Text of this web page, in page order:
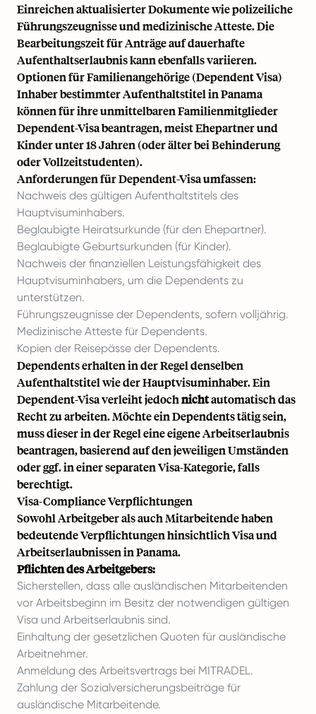
Einreichen aktualisierter Dokumente wie polizeiliche
Führungszeugnisse und medizinische Atteste. Die
Bearbeitungszeit für Anträge auf dauerhafte
Aufenthaltserlaubnis kann ebenfalls variieren.
Optionen für Familienangehörige (Dependent Visa)
Inhaber bestimmter Aufenthaltstitel in Panama
können für ihre unmittelbaren Familienmitglieder
Dependent-Visa beantragen, meist Ehepartner und
Kinder unter 18 Jahren (oder älter bei Behinderung
oder Vollzeitstudenten).
Anforderungen für Dependent-Visa umfassen:
Nachweis des gültigen Aufenthaltstitels des
Hauptvisuminhabers.
Beglaubigte Heiratsurkunde (für den Ehepartner).
Beglaubigte Geburtsurkunden (für Kinder).
Nachweis der finanziellen Leistungsfähigkeit des
Hauptvisuminhabers, um die Dependents zu
unterstützen.
Führungszeugnisse der Dependents, sofern volljährig.
Medizinische Atteste für Dependents.
Kopien der Reisepässe der Dependents.
Dependents erhalten in der Regel denselben
Aufenthaltstitel wie der Hauptvisuminhaber. Ein
Dependent-Visa verleiht jedochnichtautomatisch das
Recht zu arbeiten. Möchte ein Dependents tätig sein,
muss dieser in der Regel eine eigene Arbeitserlaubnis
beantragen, basierend auf den jeweiligen Umständen
oder ggf. in einer separaten Visa-Kategorie, falls
berechtigt.
Visa-Compliance Verpflichtungen
Sowohl Arbeitgeber als auch Mitarbeitende haben
bedeutende Verpflichtungen hinsichtlich Visa und
Arbeitserlaubnissen in Panama.
Pflichten des Arbeitgebers:
Sicherstellen, dass alle ausländischen Mitarbeitenden
vor Arbeitsbeginn im Besitz der notwendigen gültigen
Visa und Arbeitserlaubnis sind.
Einhaltung der gesetzlichen Quoten für ausländische
Arbeitnehmer.
Anmeldung des Arbeitsvertrags bei MITRADEL.
Zahlung der Sozialversicherungsbeiträge für
ausländische Mitarbeitende.